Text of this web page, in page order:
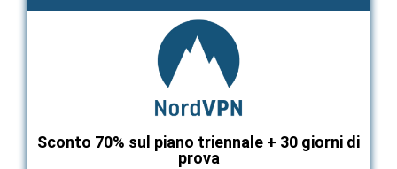
Sconto 70% sul piano triennale + 30 giorni di
prova